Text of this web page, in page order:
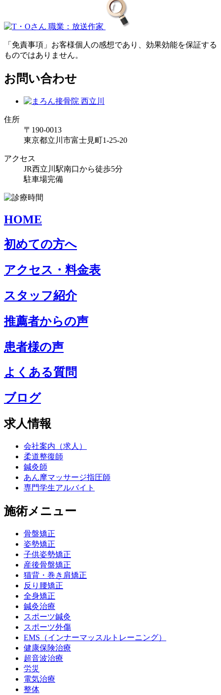
「免責事項」お客様個人の感想であり、効果効能を保証する
ものではありません。
お問い合わせ
住所
〒190-0013
東京都立川市富士見町1-25-20
アクセス
JR西立川駅南口から徒歩5分
駐車場完備
HOME
初めての方へ
アクセス・料金表
スタッフ紹介
推薦者からの声
患者様の声
よくある質問
ブログ
求人情報
会社案内（求人）
柔道整復師
鍼灸師
あん摩マッサージ指圧師
専門学生アルバイト
施術メニュー
骨盤矯正
姿勢矯正
子供姿勢矯正
産後骨盤矯正
猫背・巻き肩矯正
反り腰矯正
全身矯正
鍼灸治療
スポーツ鍼灸
スポーツ外傷
EMS（インナーマッスルトレーニング）
健康保険治療
超音波治療
労災
電気治療
整体